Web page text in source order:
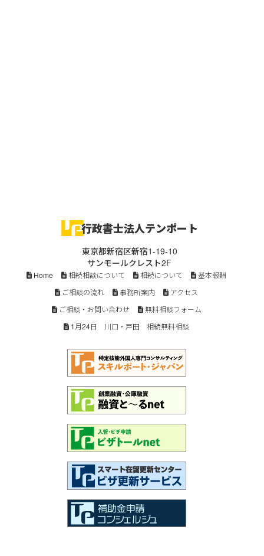
行政書士法人テンポート
東京都新宿区新宿1-19-10
サンモールクレスト2F
Home 相続相談について 相続について
基本報酬
ご相談の流れ
事務所案内
アクセス
ご相談・お問い合わせ
無料相談フォーム
1月24日 川口・戸田 相続無料相談